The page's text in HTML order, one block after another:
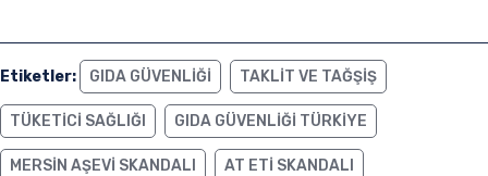
Etiketler: GIDA GÜVENLIĞI TAKLIT VE TAĞŞIŞ
TÜKETICI SAĞLIĞI GIDA GÜVENLIĞI TÜRKIYE
MERSIN AŞEVI SKANDALI AT ETI SKANDALI